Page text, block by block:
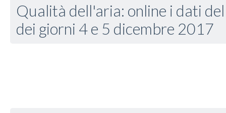
Qualità dell'aria: online i dati
dei giorni 4 e 5 dicembre 2017